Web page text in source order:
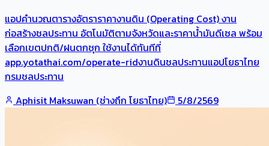
แอปคำนวณตารางอัตราราคางานดิน (Operating Cost) งาน
ก่อสร้างชลประทาน อัตโนมัติตามจังหวัดและราคาน้ำมันดีเซล พร้อม
เลือกเขตปกติ/ฝนตกชุก ใช้งานได้ทันทีที่
app.yotathai.com/operate-ridงานดินชลประทานแอปโยธาไทย
กรมชลประทาน
Aphisit Maksuwan (ช่างถึก โยธาไทย)
5/8/2569